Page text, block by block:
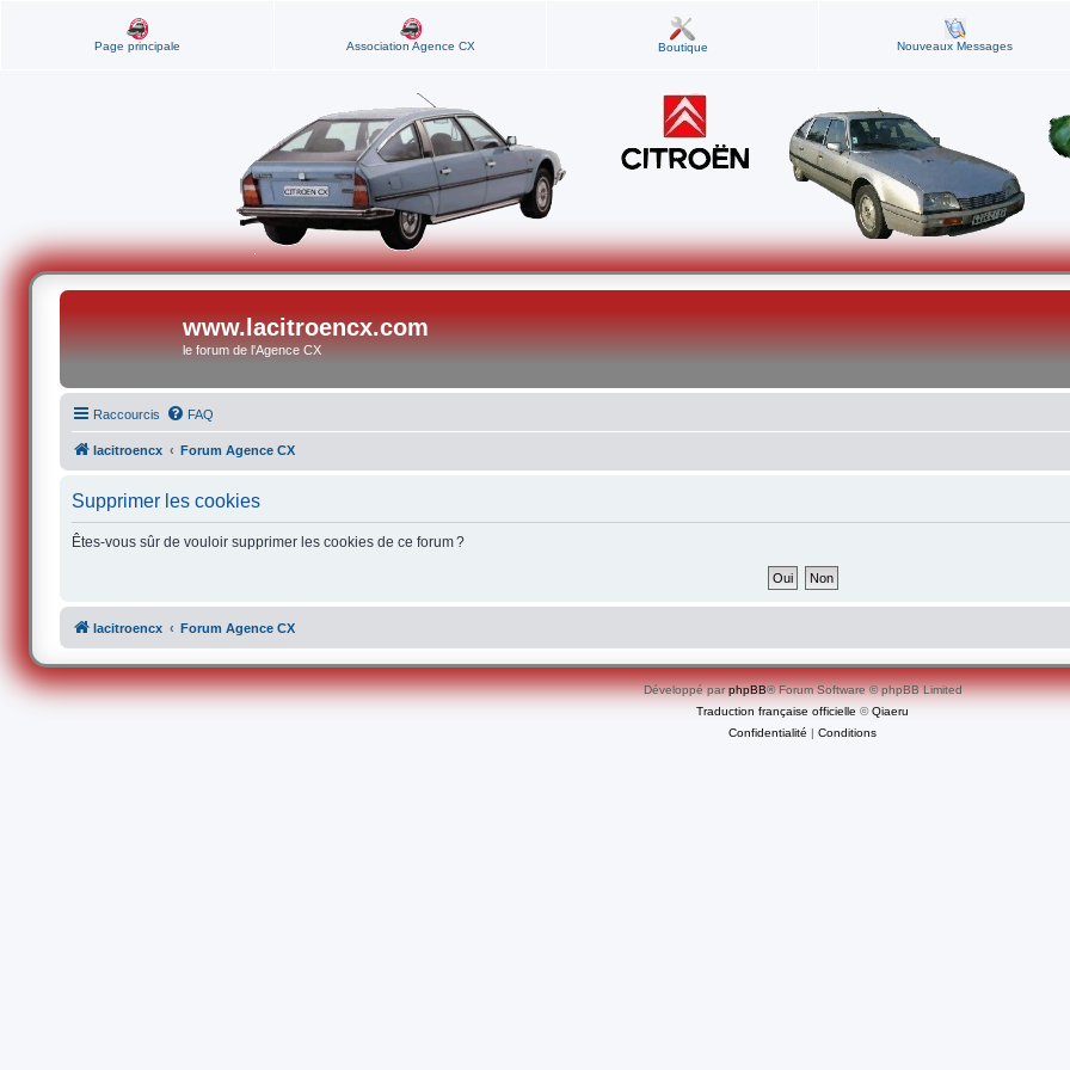
Page principale Association Agence CX Boutique Nouveaux Messages
www.lacitroencx.com
le forum de l'Agence CX
Raccourcis FAQ
lacitroencx Forum Agence CX
Supprimer les cookies
Êtes-vous sûr de vouloir supprimer les cookies de ce forum ?
lacitroencx Forum Agence CX
Développé parphpBB® Forum Software © phpBB Limited
Traduction française officielle ©Qiaeru
Confidentialité | Conditions